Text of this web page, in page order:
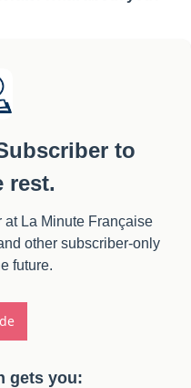
to
rest.
at La Minute Française
other subscriber-only
future.
gets you: